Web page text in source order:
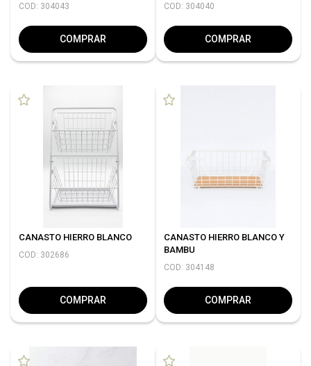
COD: 304043
COMPRAR
COD: 304040
COMPRAR
CANASTO HIERRO BLANCO
COD: 302686
COMPRAR
CANASTO HIERRO BLANCO Y
BAMBU
COD: 304148
COMPRAR